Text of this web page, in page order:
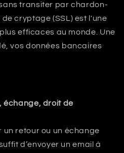
transiter par chardon-
cryptage (SSL) est l'une
efficaces au monde. Une
vos données bancaires
échange, droit de
un retour ou un échange
d’envoyer un email à